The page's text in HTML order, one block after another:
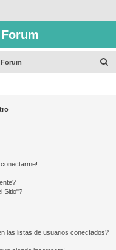
Sitio"?
las listas de usuarios conectados?